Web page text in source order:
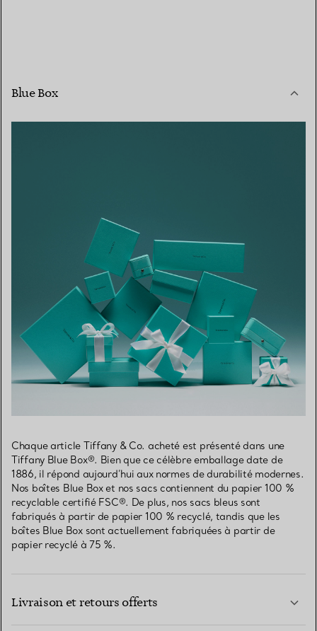
Blue Box
Chaque article Tiffany & Co. acheté est présenté dans une
Tiffany Blue Box®. Bien que ce célèbre emballage date de
1886, il répond aujourd’hui aux normes de durabilité modernes.
Nos boîtes Blue Box et nos sacs contiennent du papier 100 %
recyclable certifié FSC®. De plus, nos sacs bleus sont
fabriqués à partir de papier 100 % recyclé, tandis que les
boîtes Blue Box sont actuellement fabriquées à partir de
papier recyclé à 75 %.
Livraison et retours offerts